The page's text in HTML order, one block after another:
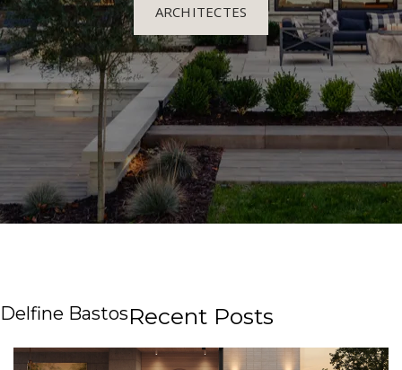
ARCHITECTES
Delfine BastosRecent Posts